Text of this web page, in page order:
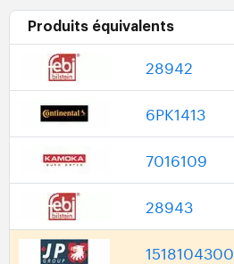
Produits équivalents
28942
6PK1413
7016109
28943
1518104300